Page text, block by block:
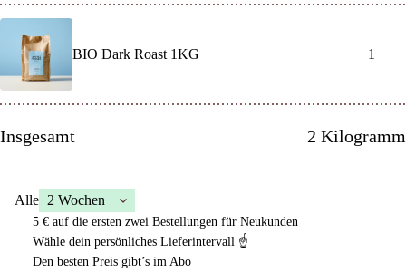
BIO Dark Roast 1KG
Insgesamt 2 Kilogramm
Alle
5 € auf die ersten zwei Bestellungen für Neukunden
Wähle dein persönliches Lieferintervall ☝️
Den besten Preis gibt’s im Abo